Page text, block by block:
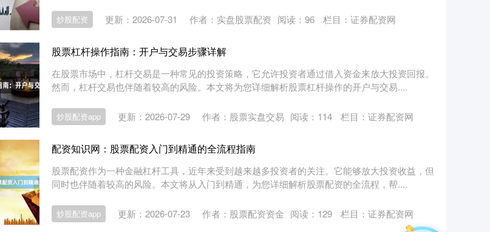
炒股配资 更新：2026-07-31 作者：实盘股票配资 阅读： 96 栏目： 证券配资网
股票杠杆操作指南：开户与交易步骤详解
在股票市场中，杠杆交易是一种常见的投资策略，它允许投资者通过借入资金来放大投资回报。
然而，杠杆交易也伴随着较高的风险。本文将为您详细解析股票杠杆操作的开户与交易....
炒股配资app 更新：2026-07-29 作者：股票实盘交易 阅读： 114 栏目： 证券配资网
配资知识网：股票配资入门到精通的全流程指南
股票配资作为一种金融杠杆工具，近年来受到越来越多投资者的关注。它能够放大投资收益，但
同时也伴随着较高的风险。本文将从入门到精通，为您详细解析股票配资的全流程，帮....
炒股配资app 更新：2026-07-23 作者：股票配资资金 阅读： 129 栏目： 证券配资网